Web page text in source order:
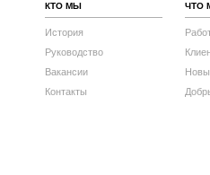
КТО МЫ
История
Руководство
Вакансии
Контакты
ЧТО